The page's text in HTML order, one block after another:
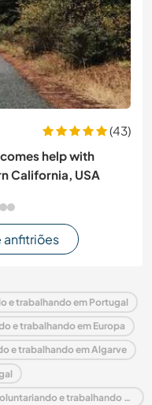
(43)
help with
California, USA
anfitriões
e trabalhando em Portugal
e trabalhando em Europa
e trabalhando em Algarve
Última hora Férias em casas de família, voluntariando e trabalhando em Portugal